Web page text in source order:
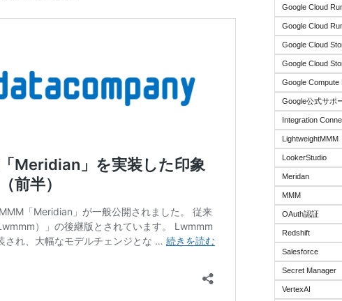
Google Cloud
Google Cloud
Google Cloud
Google Cloud
Google Compute
Google公式サポ
Integration
LightweightMMM
LookerStudio
Meridan
MMM
OAuth認証
Redshift
Salesforce
Secret Manager
VertexAI